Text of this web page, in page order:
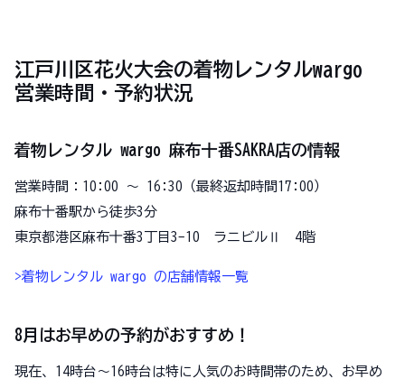
江戸川区花火大会の着物レンタルwargo
営業時間・予約状況
着物レンタル wargo 麻布十番SAKRA店の情報
営業時間：10:00 〜 16:30（最終返却時間17:00）
麻布十番駅から徒歩3分
東京都港区麻布十番3丁目3-10 ラニビルⅡ 4階
>着物レンタル wargo の店舗情報一覧
8月はお早めの予約がおすすめ！
現在、14時台～16時台は特に人気のお時間帯のため、お早め